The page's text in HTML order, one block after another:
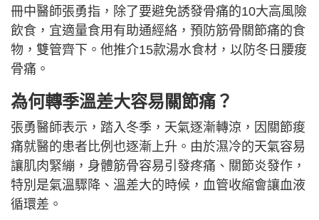
冊中醫師張勇指，除了要避免誘發骨痛的10大高風險
飲食，宜適量食用有助通經絡，預防筋骨關節痛的食
物，雙管齊下。他推介15款湯水食材，以防冬日腰痠
骨痛。
為何轉季溫差大容易關節痛？
張勇醫師表示，踏入冬季，天氣逐漸轉涼，因關節痠
痛就醫的患者比例也逐漸上升。由於濕冷的天氣容易
讓肌肉緊繃，身體筋骨容易引發疼痛、關節炎發作，
特別是氣溫驟降、溫差大的時候，血管收縮會讓血液
循環差。